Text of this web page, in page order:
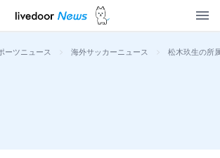
ーツニュース > 海外サッカーニュース > 松木玖生の所